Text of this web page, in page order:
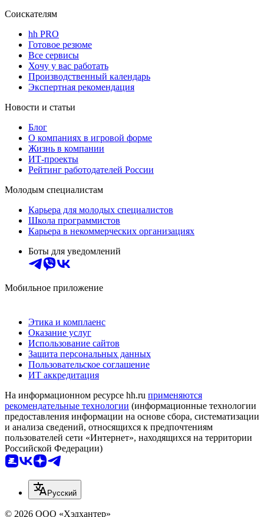
Соискателям
hh PRO
Готовое резюме
Все сервисы
Хочу у вас работать
Производственный календарь
Экспертная рекомендация
Новости и статьи
Блог
О компаниях в игровой форме
Жизнь в компании
ИТ-проекты
Рейтинг работодателей России
Молодым специалистам
Карьера для молодых специалистов
Школа программистов
Карьера в некоммерческих организациях
Боты для уведомлений
Мобильное приложение
Этика и комплаенс
Оказание услуг
Использование сайтов
Защита персональных данных
Пользовательское соглашение
ИТ аккредитация
На информационном ресурсе hh.ru применяются
рекомендательные технологии (информационные технологии
предоставления информации на основе сбора, систематизации
и анализа сведений, относящихся к предпочтениям
пользователей сети «Интернет», находящихся на территории
Российской Федерации)
Русский
© 2026 ООО «Хэдхантер»